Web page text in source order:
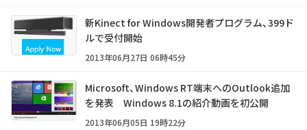
新Kinect for Windows開発者プログラム、399ド
ルで受付開始
2013年06月27日 06時45分
Microsoft、Windows RT端末へのOutlook追加
を発表 Windows 8.1の紹介動画を初公開
2013年06月05日 19時22分